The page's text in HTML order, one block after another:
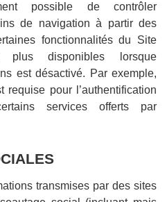
possible de contrôler
de navigation à partir des
fonctionnalités du Site
plus disponibles lorsque
est désactivé. Par exemple,
requise pour l’authentification
services offerts par
transmises par des sites